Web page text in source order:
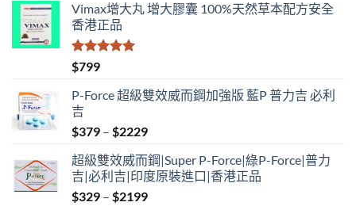
Vimax增大丸 增大膠囊 100%天然草本配方安全
香港正品
評分
滿分 5
$799
P-Force 超級雙效威而鋼加強版 藍P 普力吉 必利
吉
$379 – $2229Price
$379
through
$2229
超級雙效威而鋼|Super P-Force|綠P-Force|普力
吉|必利吉|印度原裝進口|香港正品
$329 – $2199Price